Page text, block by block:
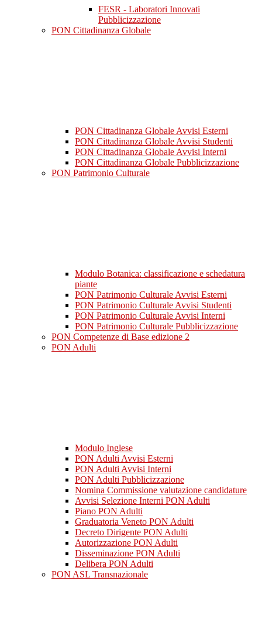
FESR - Laboratori Innovati
Pubblicizzazione
PON Cittadinanza Globale
PON Cittadinanza Globale Avvisi Esterni
PON Cittadinanza Globale Avvisi Studenti
PON Cittadinanza Globale Avvisi Interni
PON Cittadinanza Globale Pubblicizzazione
PON Patrimonio Culturale
Modulo Botanica: classificazione e schedatura
piante
PON Patrimonio Culturale Avvisi Esterni
PON Patrimonio Culturale Avvisi Studenti
PON Patrimonio Culturale Avvisi Interni
PON Patrimonio Culturale Pubblicizzazione
PON Competenze di Base edizione 2
PON Adulti
Modulo Inglese
PON Adulti Avvisi Esterni
PON Adulti Avvisi Interni
PON Adulti Pubblicizzazione
Nomina Commissione valutazione candidature
Avvisi Selezione Interni PON Adulti
Piano PON Adulti
Graduatoria Veneto PON Adulti
Decreto Dirigente PON Adulti
Autorizzazione PON Adulti
Disseminazione PON Adulti
Delibera PON Adulti
PON ASL Transnazionale